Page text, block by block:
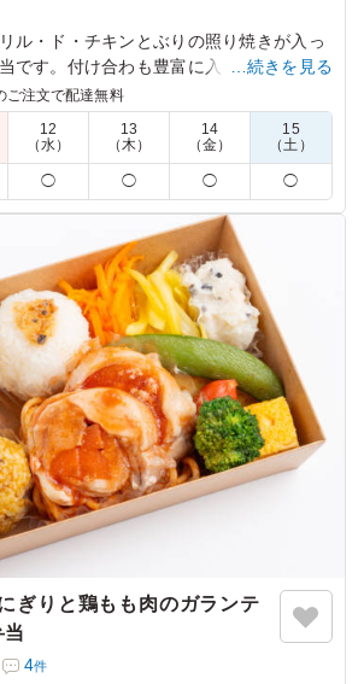
ル・ド・チキンとぶりの照り焼きが入っ
です。付け合わも豊富に入っていて、
いただけます。オリジナルソースは8種
ます。
ハイブリッドファクトリー
・ド・チキンは表面こんがり香ばし
柔らかで非常に美味しかったです。ぶ
があり、高タンパク質のおかずがバラ
当でした。副菜の種類も豊富で食べご
度の高いお弁当でした。
・撮影 ›スタジオ撮影
2026/05/29
…続きを見る
ご注文で配達無料
12
（水）
13
（木）
14
（金）
15
（土）
◯ ◯ ◯ ◯
ぎりと鶏もも肉のガランテ
4件